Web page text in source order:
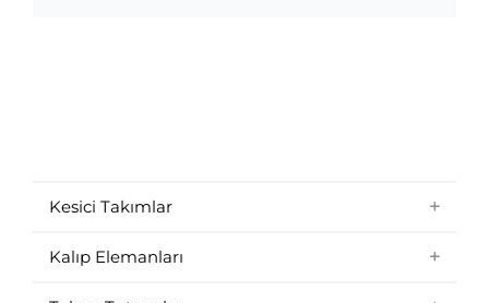
Kesici Takımlar
Kalıp Elemanları